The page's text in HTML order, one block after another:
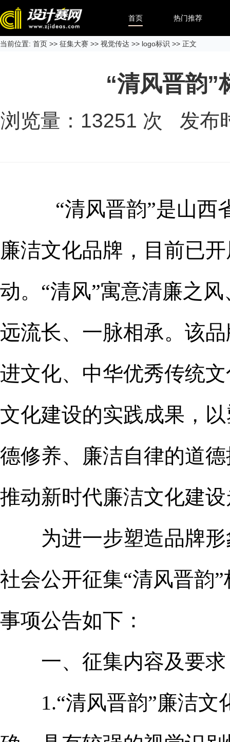
首页 热门推荐
当前位置: 首页 >> 征集大赛 >> 视觉传达 >> logo标识 >> 正文
“清风晋韵”
浏览量： 13251 次 发布
“清风晋韵”是山西
廉洁文化品牌，目前已
动。“清风”寓意清廉之
远流长、一脉相承。该
进文化、中华优秀传统
文化建设的实践成果，
德修养、廉洁自律的道
推动新时代廉洁文化建
为进一步塑造品牌形
社会公开征集“清风晋韵
事项公告如下：
一、征集内容及要求
1.“清风晋韵”廉洁文